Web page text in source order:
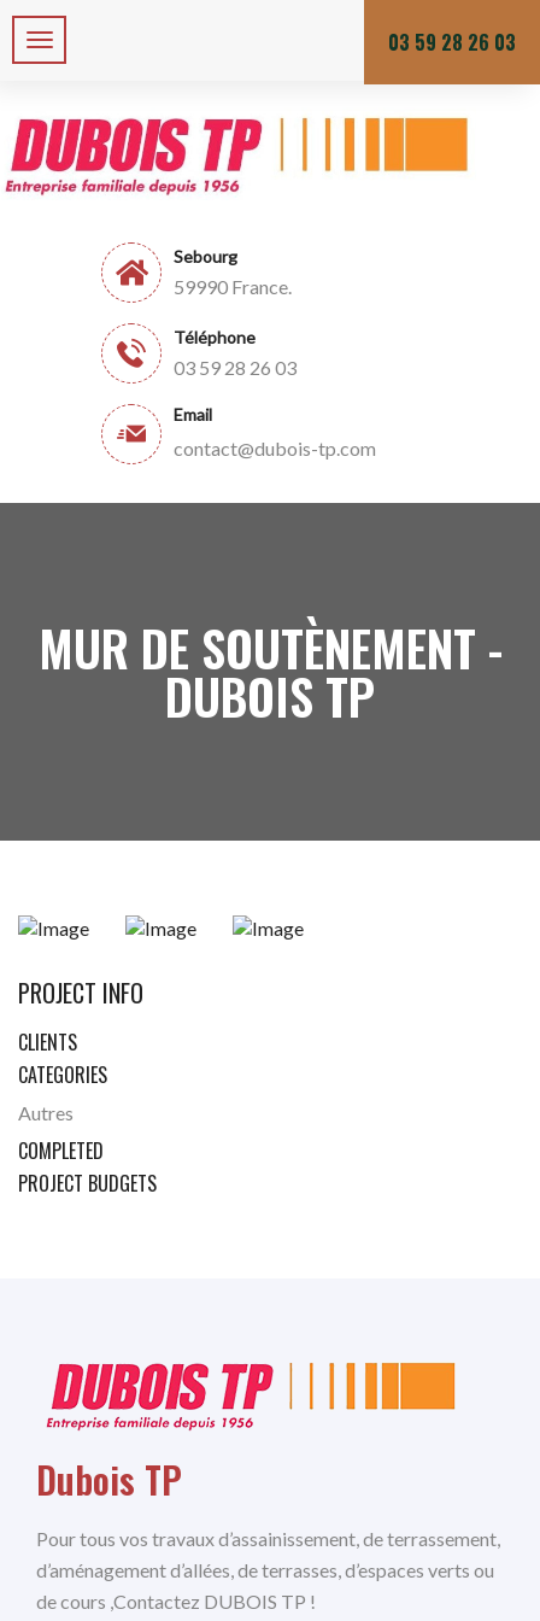
Zone de chalandises ou d’intervention : 25 KM Du lundi au vendredi
Sebourg
59990 France.
Téléphone
03 59 28 26 03
Email
contact@dubois-tp.com
03 59 28 26 03
MUR DE SOUTÈNEMENT -
DUBOIS TP
PROJECT INFO
CLIENTS
CATEGORIES
Autres
COMPLETED
PROJECT BUDGETS
Dubois TP
Pour tous vos travaux d’assainissement, de terrassement,
d’aménagement d’allées, de terrasses, d’espaces verts ou
de cours ,Contactez DUBOIS TP !